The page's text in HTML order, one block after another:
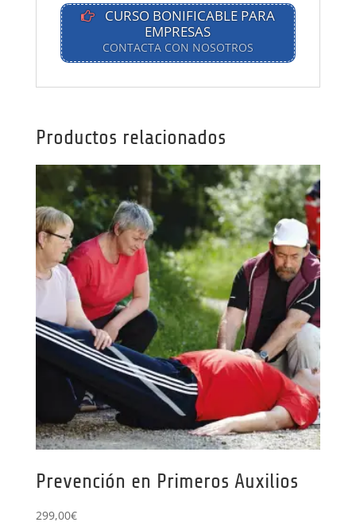
CURSO BONIFICABLE PARA
EMPRESAS
CONTACTA CON NOSOTROS
Productos relacionados
Prevención en Primeros Auxilios
299,00€